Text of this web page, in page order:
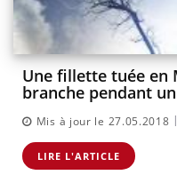
Une fillette tuée en
branche pendant
Mis à jour le 27.05.2018 |
LIRE L'ARTICLE